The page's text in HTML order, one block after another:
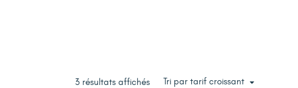
Tri par tarif croissant
3 résultats affichés